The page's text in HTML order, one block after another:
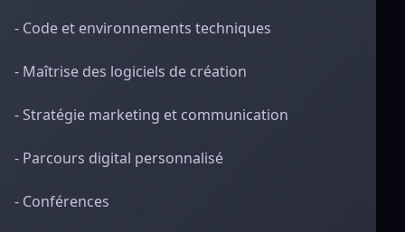
- Code et environnements techniques
- Maîtrise des logiciels de création
- Stratégie marketing et communication
- Parcours digital personnalisé
- Conférences